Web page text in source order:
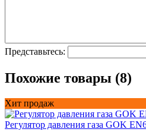
Представьтесь:
Похожие товары (8)
Хит продаж